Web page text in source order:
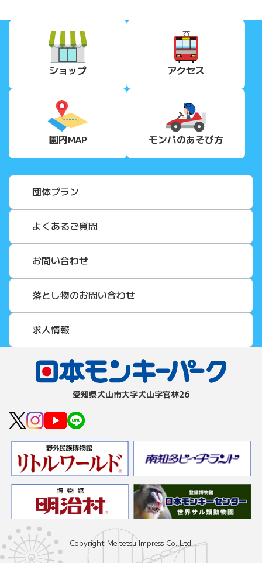
ショップ アクセス
園内MAP モンパのあそび方
団体プラン
よくあるご質問
お問い合わせ
落とし物のお問い合わせ
求人情報
愛知県⽝⼭市⼤字⽝⼭字官林26
Copyright Meitetsu Impress Co.,Ltd.